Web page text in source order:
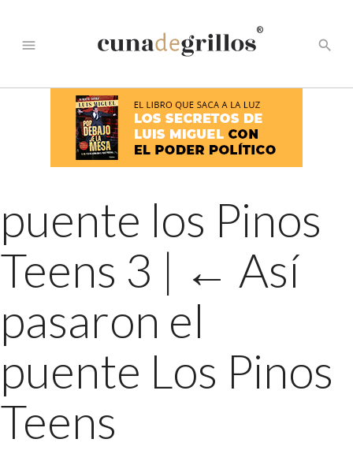
menu
®
search
puente los Pinos
Teens 3 | ← Así
pasaron el
puente Los Pinos
Teens